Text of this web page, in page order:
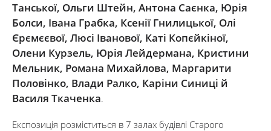
Танської, Ольги Штейн, Антона Саєнка, Юрія
Болси, Івана Грабка, Ксенії Гнилицької, Олі
Єрємєєвої, Люсі Іванової, Каті Копєйкіної,
Олени Курзель, Юрія Лейдермана, Кристини
Мельник, Романа Михайлова, Маргарити
Половінко, Влади Ралко, Каріни Синиці й
Василя Ткаченка.
Експозиція розміститься в 7 залах будівлі Старого